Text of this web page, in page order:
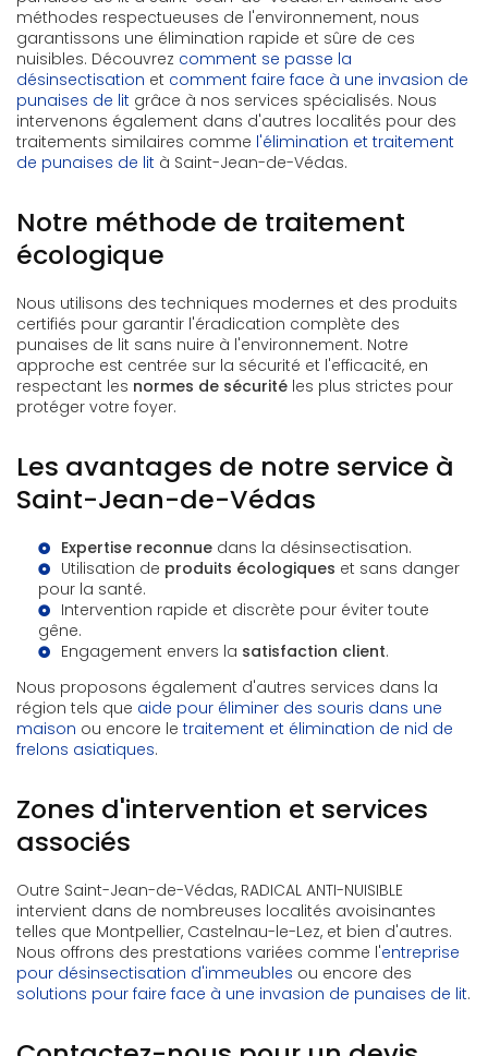
méthodes respectueuses de l'environnement, nous
garantissons une élimination rapide et sûre de ces
nuisibles. Découvrez comment se passe la
désinsectisation et comment faire face à une invasion de
punaises de lit grâce à nos services spécialisés. Nous
intervenons également dans d'autres localités pour des
traitements similaires comme l'élimination et traitement
de punaises de lit à Saint-Jean-de-Védas.
Notre méthode de traitement
écologique
Nous utilisons des techniques modernes et des produits
certifiés pour garantir l'éradication complète des
punaises de lit sans nuire à l'environnement. Notre
approche est centrée sur la sécurité et l'efficacité, en
respectant les normes de sécurité les plus strictes pour
protéger votre foyer.
Les avantages de notre service à
Saint-Jean-de-Védas
Expertise reconnue dans la désinsectisation.
Utilisation de produits écologiques et sans danger
pour la santé.
Intervention rapide et discrète pour éviter toute
gêne.
Engagement envers la satisfaction client.
Nous proposons également d'autres services dans la
région tels que aide pour éliminer des souris dans une
maison ou encore le traitement et élimination de nid de
frelons asiatiques.
Zones d'intervention et services
associés
Outre Saint-Jean-de-Védas, RADICAL ANTI-NUISIBLE
intervient dans de nombreuses localités avoisinantes
telles que Montpellier, Castelnau-le-Lez, et bien d'autres.
Nous offrons des prestations variées comme l'entreprise
pour désinsectisation d'immeubles ou encore des
solutions pour faire face à une invasion de punaises de lit.